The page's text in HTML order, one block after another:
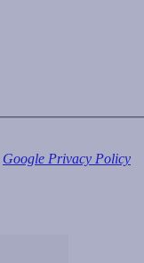
Google Privacy Policy